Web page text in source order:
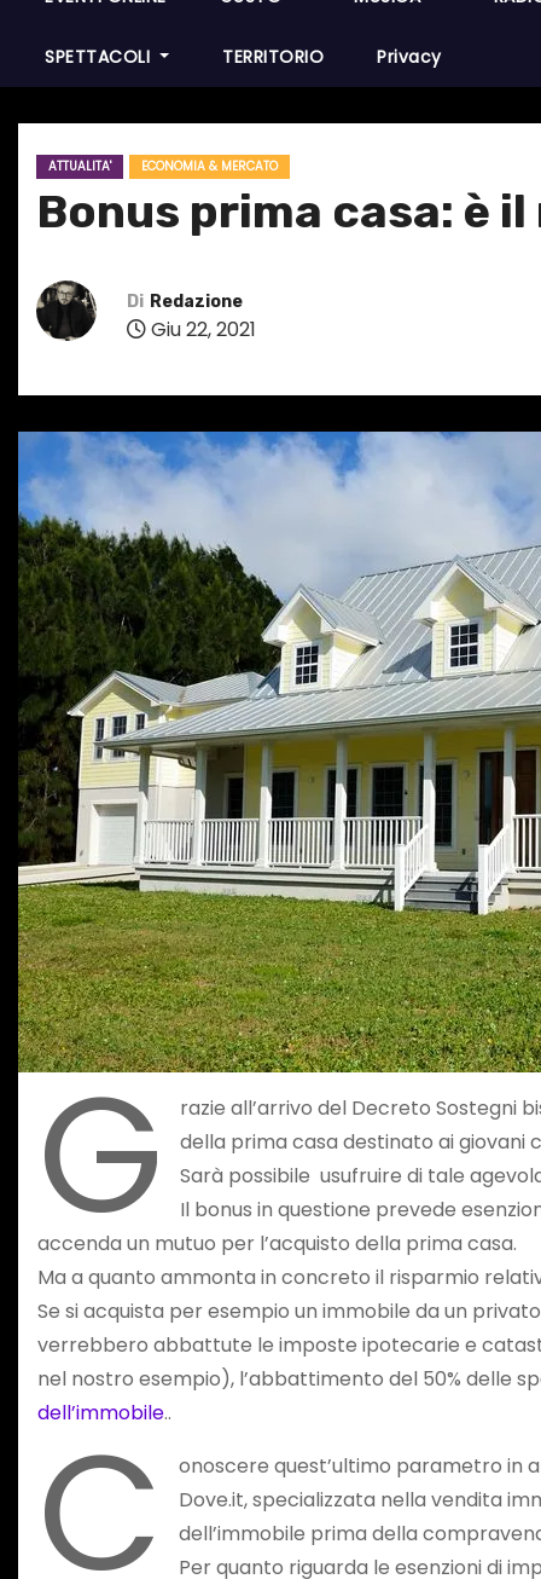
SPETTACOLI TERRITORIO Privacy
ATTUALITA' ECONOMIA & MERCATO
Bonus prima casa: è
Di Redazione
Giu 22, 2021
G
razie all’arrivo del Decreto Sostegni
della prima casa destinato ai giovani
Sarà possibile usufruire di tale
Il bonus in questione prevede
accenda un mutuo per l’acquisto della prima casa.
Ma a quanto ammonta in concreto il risparmio
Se si acquista per esempio un immobile da un
verrebbero abbattute le imposte ipotecarie e
nel nostro esempio), l’abbattimento del 50% delle
dell’immobile..
C
onoscere quest’ultimo parametro in
Dove.it, specializzata nella vendita
dell’immobile prima della
Per quanto riguarda le esenzioni di